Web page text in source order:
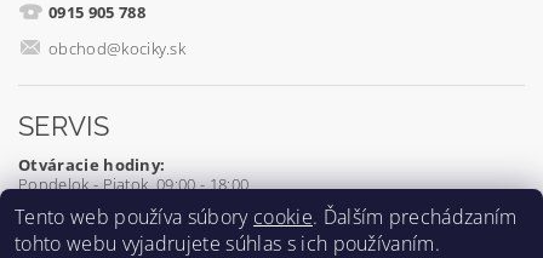
0915 905 788
obchod@kociky.sk
SERVIS
Otváracie hodiny:
Pondelok - Piatok 09:00 - 18:00
0905 539 927
Tento web používa súbory cookie. Ďalším prechádzaním
tohto webu vyjadrujete súhlas s ich používaním.